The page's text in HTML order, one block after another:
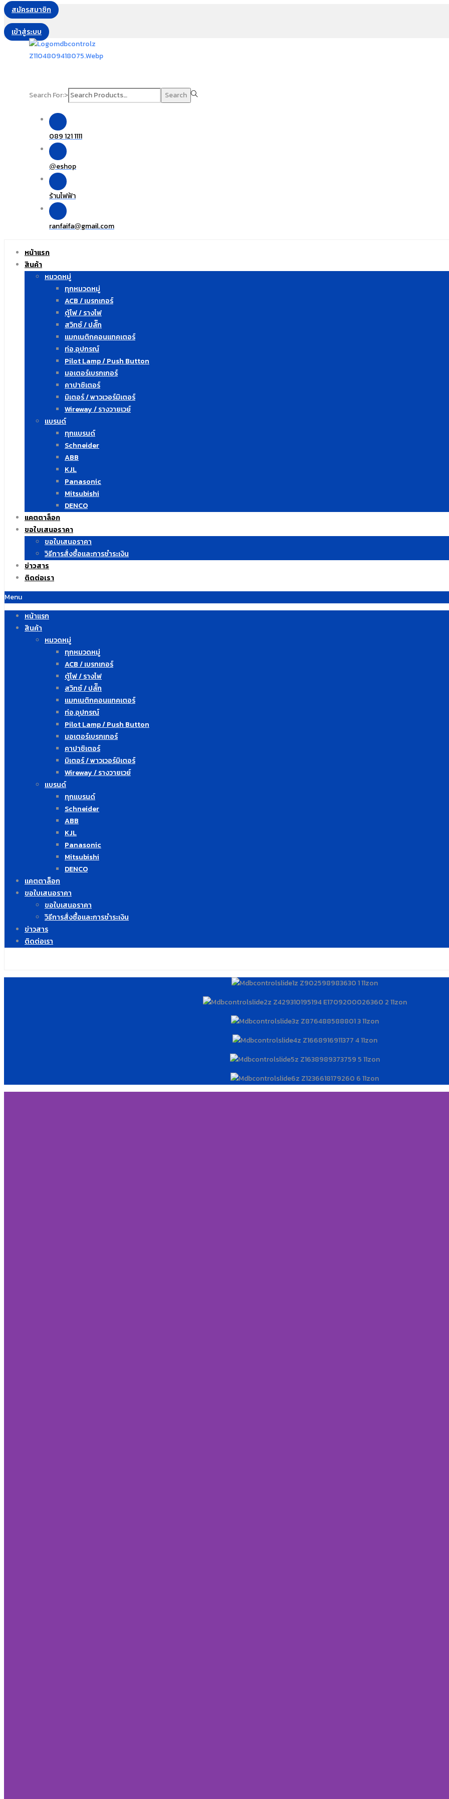
สมัครสมาชิก
เข้าสู่ระบบ
Search For:> Search
089 121 1111
@eshop
ร้านไฟฟ้า
ranfaifa@gmail.com
หน้าแรก
สินค้า
หมวดหมู่
ทุกหมวดหมู่
ACB / เบรกเกอร์
ตู้ไฟ / รางไฟ
สวิทซ์ / ปลั๊ก
แมกเนติกคอนแทคเตอร์
ท่อ,อุปกรณ์
Pilot Lamp / Push Button
มอเตอร์เบรกเกอร์
คาปาซิเตอร์
มิเตอร์ / พาวเวอร์มิเตอร์
Wireway / รางวายเวย์
แบรนด์
ทุกแบรนด์
Schneider
ABB
KJL
Panasonic
Mitsubishi
DENCO
แคตตาล็อก
ขอใบเสนอราคา
ขอใบเสนอราคา
วิธีการสั่งซื้อและการชำระเงิน
ข่าวสาร
ติดต่อเรา
Menu
หน้าแรก
สินค้า
หมวดหมู่
ทุกหมวดหมู่
ACB / เบรกเกอร์
ตู้ไฟ / รางไฟ
สวิทซ์ / ปลั๊ก
แมกเนติกคอนแทคเตอร์
ท่อ,อุปกรณ์
Pilot Lamp / Push Button
มอเตอร์เบรกเกอร์
คาปาซิเตอร์
มิเตอร์ / พาวเวอร์มิเตอร์
Wireway / รางวายเวย์
แบรนด์
ทุกแบรนด์
Schneider
ABB
KJL
Panasonic
Mitsubishi
DENCO
แคตตาล็อก
ขอใบเสนอราคา
ขอใบเสนอราคา
วิธีการสั่งซื้อและการชำระเงิน
ข่าวสาร
ติดต่อเรา